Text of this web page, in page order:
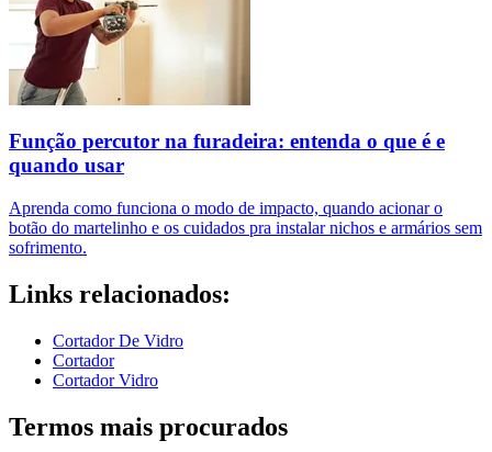
Função percutor na furadeira: entenda o que é e
quando usar
Aprenda como funciona o modo de impacto, quando acionar o
botão do martelinho e os cuidados pra instalar nichos e armários sem
sofrimento.
Links relacionados:
Cortador De Vidro
Cortador
Cortador Vidro
Termos mais procurados